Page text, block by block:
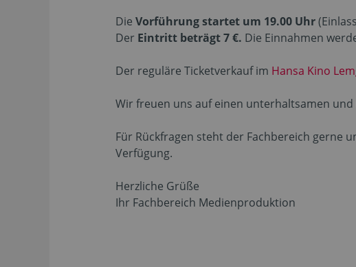
Die Vorführung startet um 19.00 Uhr
Der Eintritt beträgt 7 €. Die Einnahmen
Der reguläre Ticketverkauf im Hansa Kino
Wir freuen uns auf einen unterhaltsamen
Für Rückfragen steht der Fachbereich gerne
Verfügung.
Herzliche Grüße
Ihr Fachbereich Medienproduktion